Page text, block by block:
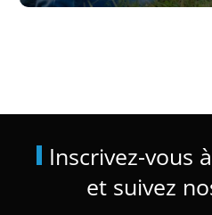
Inscrivez-vous
et suivez